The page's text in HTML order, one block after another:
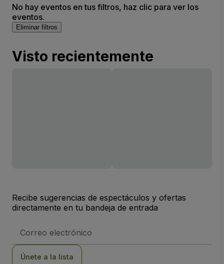
No hay eventos en tus filtros, haz clic para ver los
eventos.
Eliminar filtros
Visto recientemente
Recibe sugerencias de espectáculos y ofertas
directamente en tu bandeja de entrada
de
Únete a la lista